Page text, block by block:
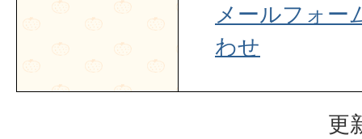
メールフォー
わせ
更